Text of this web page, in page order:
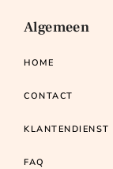
Algemeen
HOME
CONTACT
KLANTENDIENST
FAQ